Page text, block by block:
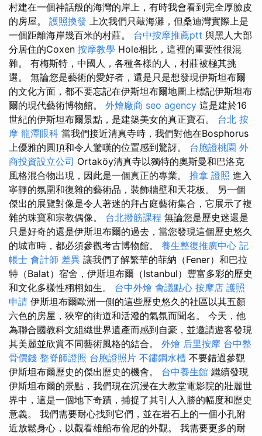
村建在一個神話般的海灣的岸上，有時我會看到完全厚臉皮
的房屋。 護照換發 上次我們只敲海灘，但桑迪灣實際上是
一個距離海岸幾百米的村莊。 台中按摩推薦ptt 與黑人大部
分居住的Coxen 按摩教學 Hole相比，這裡的重要性很混
雜。 有梅斯特，中國人，各種各樣的人，村莊被極其挑
選。 無論您是藝術的愛好者，還是只是想發現伊斯坦布爾
的文化方面，都不要忘記在伊斯坦布爾地圖上標記伊斯坦布
爾的現代藝術博物館。 外燴廠商 seo agency 這是建於16
世紀的伊斯坦布爾景點，是建築美女的真正寶石。 台北 按
摩 龍潭眼科 當我們接近清真寺時，我們對他在Bosphorus
上優雅的圓頂和令人驚嘆的位置感到驚訝。 台胞證桃園 外
商投資設立公司 Ortaköy清真寺以獨特的奧斯曼和巴洛克
風格混合物出現，因此是一個真正的專業。 推拿 證照 進入
寧靜的氛圍和復雜的藝術品，裝飾牆壁和天花板。 另一個
傑出的展覽對像是令人著迷的拜占庭藝術集合，它展示了複
雜的珠寶和宗教偶像。 台北撥筋課程 無論您是歷史迷還是
只是好奇的還是伊斯坦布爾的過去，當您發現這個歷史悠久
的城市時，都必須參觀考古博物館。 養生整復推廣中心 記
帳士 會計師 差異 讓我們了解繁華的菲納（Fener）和巴拉
特（Balat）宿舍，伊斯坦布爾（Istanbul）豐富多彩的歷史
和文化多樣性栩栩如生。 台中外燴 會議點心 按摩店 護照
申請 伊斯坦布爾歐洲一側的這些歷史悠久的社區以其五顏
六色的房屋，狹窄的街道和活潑的氣氛而聞名。 今天，他
為聯合國教科文組織世界遺產而感到自豪，並邀請遊客發現
其美麗並欣賞不同藝術風格的結合。 外燴 后里按摩 台中整
骨價錢 整脊師證照 台胞證照片 不鏽鋼水槽 不要錯過參觀
伊斯坦布爾歷史的傑出歷史的機會。 台中養生館 繼續發現
伊斯坦布爾的景點，我們現在沉浸在大教堂電影院的壯麗世
界中，這是一個地下奇蹟，捕捉了其引人入勝的幅度和歷史
意義。 我們需要耐心找到它們，並在岩石上的一個小孔附
近放鬆身心，以觀看雄船布倫尼的外觀。 我需要更多的耐